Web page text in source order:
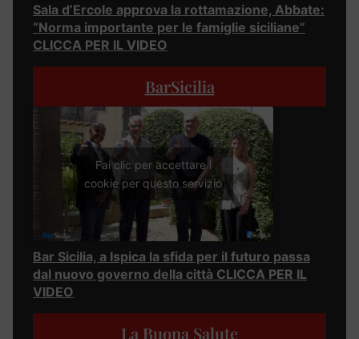
Sala d’Ercole approva la rottamazione, Abbate:
“Norma importante per le famiglie siciliane”
CLICCA PER IL VIDEO
BarSicilia
Fai clic per accettare i
cookie per questo servizio
Bar Sicilia, a Ispica la sfida per il futuro passa
dal nuovo governo della città CLICCA PER IL
VIDEO
La Buona Salute